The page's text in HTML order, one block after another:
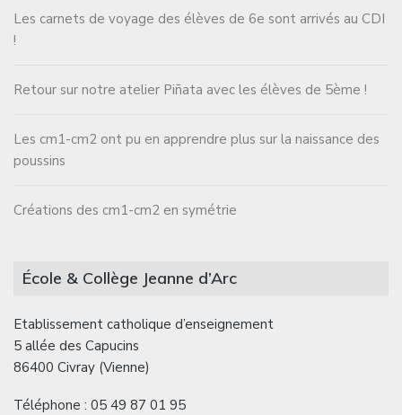
Les carnets de voyage des élèves de 6e sont arrivés au CDI
!
Retour sur notre atelier Piñata avec les élèves de 5ème !
Les cm1-cm2 ont pu en apprendre plus sur la naissance des
poussins
Créations des cm1-cm2 en symétrie
École & Collège Jeanne d’Arc
Etablissement catholique d’enseignement
5 allée des Capucins
86400 Civray (Vienne)
Téléphone : 05 49 87 01 95